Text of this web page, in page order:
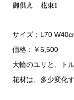
御供え 花束1
サイズ：L70
価格：￥5,500
大輪のユリと、ト
花材は、多少変化